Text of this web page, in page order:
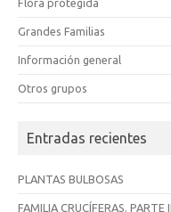
Flora protegida
Grandes Familias
Información general
Otros grupos
Entradas recientes
PLANTAS BULBOSAS
FAMILIA CRUCÍFERAS. PARTE